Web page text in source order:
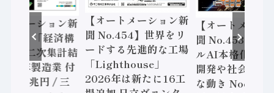
トメーション新
】世界をリ
る先進的な工場
」
は新たに16工
【オートメーション新
聞 No.453】フィジカ
ルAI本格化へ 国産AI
開発や社会実装に活発
な動き Noetra、富士
【オートメーシ
聞 No.452】ロ
ェル「スマート
ファクチャリン
書2026」、日